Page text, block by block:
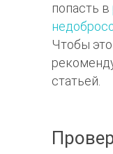
попасть в
Чтобы
статьей.